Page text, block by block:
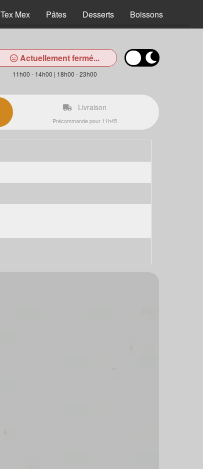
Tex Mex Pâtes Desserts Boissons
Actuellement fermé...
11h00 - 14h00 | 18h00 - 23h00
Livraison
Précommande pour 11h45